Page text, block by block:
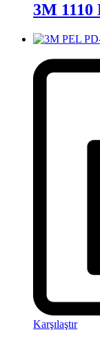
3M 1110
Karşılaştır